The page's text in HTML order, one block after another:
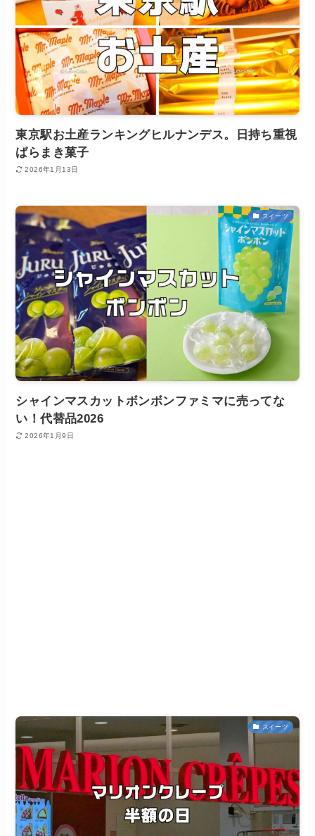
東京駅お土産ランキングヒルナンデス。日持ち重視
ばらまき菓子
2026年1月13日
スイーツ
シャインマスカットボンボンファミマに売ってな
い！代替品2026
2026年1月9日
スイーツ